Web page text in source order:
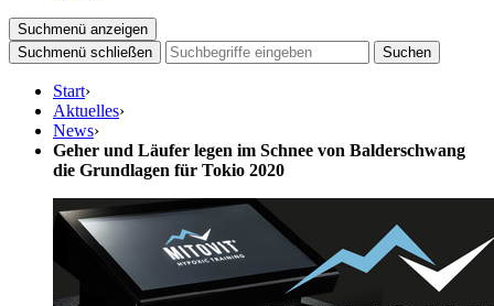
Suchmenü anzeigen
Suchmenü schließen
Suchen
Start›
Aktuelles›
News›
Geher und Läufer legen im Schnee von Balderschwang
die Grundlagen für Tokio 2020